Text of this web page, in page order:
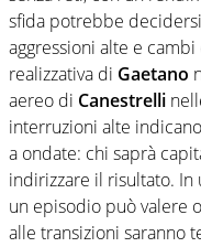
sfida potrebbe
aggressioni alte e
realizzativa di Gaetano
aereo di Canestrelli
interruzioni alte
a ondate: chi saprà
indirizzare il risultato. In
un episodio può valere
alle transizioni saranno